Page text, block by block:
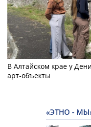
В Алтайском крае у
арт-объекты
«ЭТНО -